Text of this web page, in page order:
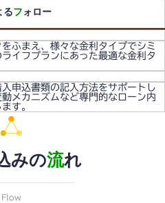
るフ ォロー
ふまえ、様々な金利タイプでシミ
イフプランにあった最適な金利タ
申込書類の記入方法をサポートし
メカニズムなど専門的なローン内
す。
みの流れ
Flow